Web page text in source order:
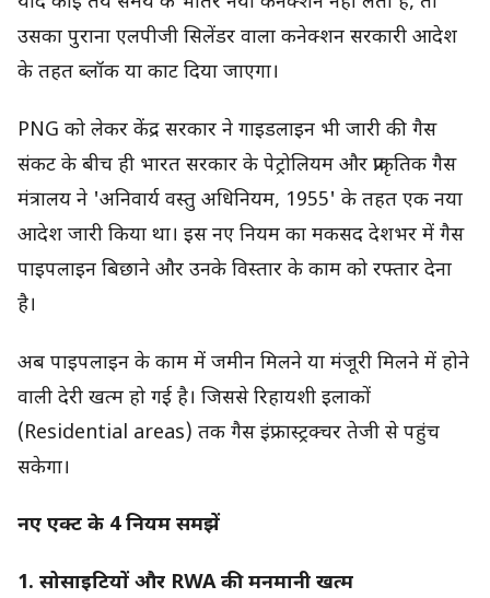
उसका पुराना एलपीजी सिलेंडर वाला कनेक्शन सरकारी आदेश
के तहत ब्लॉक या काट दिया जाएगा।
PNG को लेकर केंद्र सरकार ने गाइडलाइन भी जारी की गैस
संकट के बीच ही भारत सरकार के पेट्रोलियम और प्राकृतिक गैस
मंत्रालय ने 'अनिवार्य वस्तु अधिनियम, 1955' के तहत एक नया
आदेश जारी किया था। इस नए नियम का मकसद देशभर में गैस
पाइपलाइन बिछाने और उनके विस्तार के काम को रफ्तार देना
है।
अब पाइपलाइन के काम में जमीन मिलने या मंजूरी मिलने में होने
वाली देरी खत्म हो गई है। जिससे रिहायशी इलाकों
(Residential areas) तक गैस इंफ्रास्ट्रक्चर तेजी से पहुंच
सकेगा।
नए एक्ट के 4 नियम समझें
1. सोसाइटियों और RWA की मनमानी खत्म